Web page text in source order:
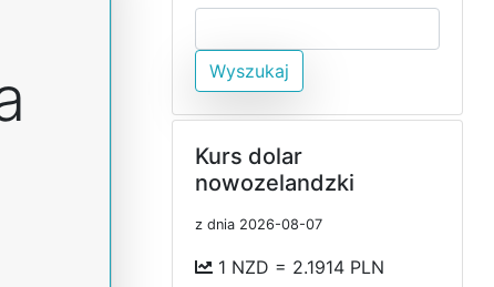
Wyszukaj
Kurs dolar
nowozelandzki
z dnia 2026-08-07
1 NZD = 2.1914 PLN